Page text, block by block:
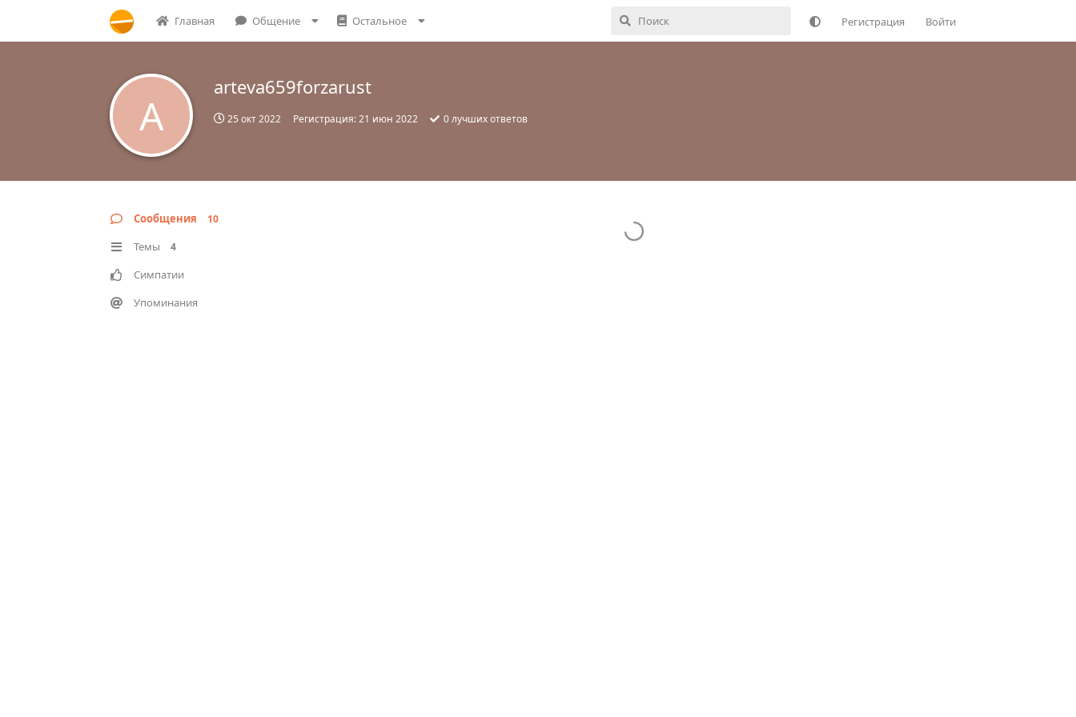
Главная Общение Остальное Регистрация Войти
A
arteva659forzarust
25 окт 2022 Регистрация:21 июн 2022 0лучших ответов
Сообщения 10
Темы 4
Симпатии
Упоминания